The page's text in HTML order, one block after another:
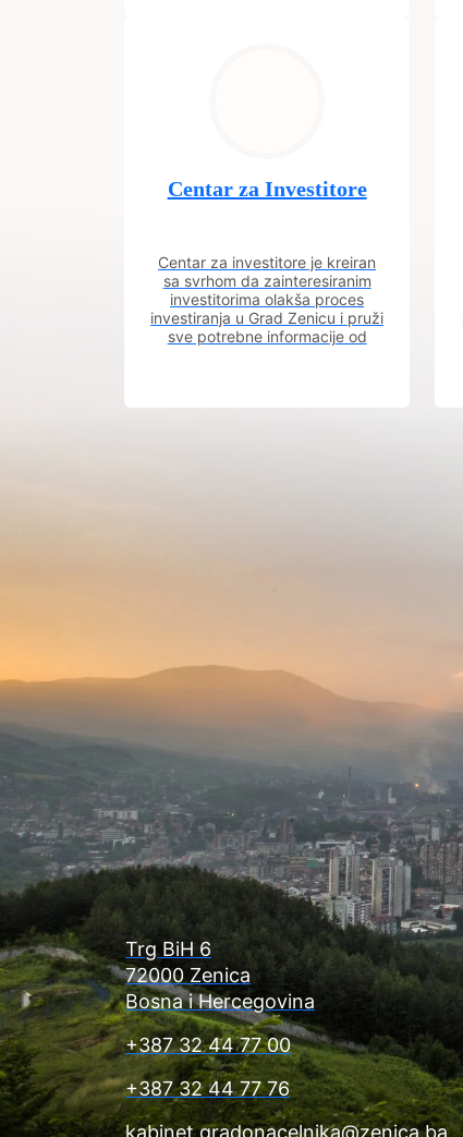
Centar za Investitore
Centar za investitore je kreiran
sa svrhom da zainteresiranim
investitorima olakša proces
investiranja u Grad Zenicu i pruži
sve potrebne informacije od
Trg BiH 6
72000 Zenica
Bosna i Hercegovina
+387 32 44 77 00
+387 32 44 77 76
kabinet.gradonacelnika@zenica.ba